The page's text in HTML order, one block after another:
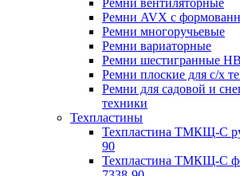
Ремни вентиляторные
Ремни AVX с
Ремни многоручьевые
Ремни вариаторные
Ремни шестигранные
Ремни плоские для с/х
Ремни для садовой и
техники
Техпластины
Техпластина ТМКЩ-С
90
Техпластина ТМКЩ-С